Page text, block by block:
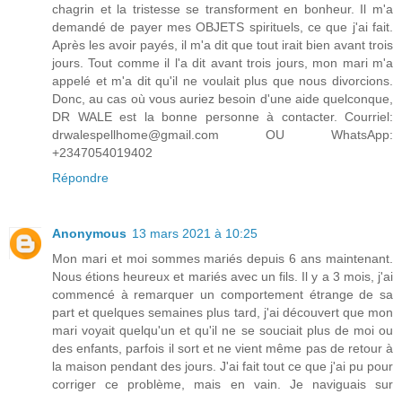
chagrin et la tristesse se transforment en bonheur. Il m'a
demandé de payer mes OBJETS spirituels, ce que j'ai fait.
Après les avoir payés, il m'a dit que tout irait bien avant trois
jours. Tout comme il l'a dit avant trois jours, mon mari m'a
appelé et m'a dit qu'il ne voulait plus que nous divorcions.
Donc, au cas où vous auriez besoin d'une aide quelconque,
DR WALE est la bonne personne à contacter. Courriel:
drwalespellhome@gmail.com OU WhatsApp:
+2347054019402
Répondre
Anonymous 13 mars 2021 à 10:25
Mon mari et moi sommes mariés depuis 6 ans maintenant.
Nous étions heureux et mariés avec un fils. Il y a 3 mois, j'ai
commencé à remarquer un comportement étrange de sa
part et quelques semaines plus tard, j'ai découvert que mon
mari voyait quelqu'un et qu'il ne se souciait plus de moi ou
des enfants, parfois il sort et ne vient même pas de retour à
la maison pendant des jours. J'ai fait tout ce que j'ai pu pour
corriger ce problème, mais en vain. Je naviguais sur